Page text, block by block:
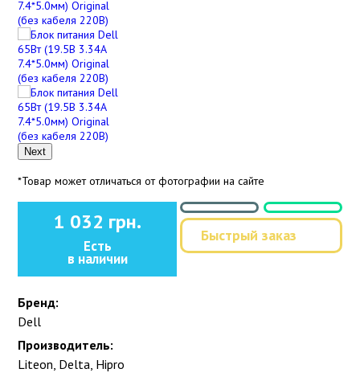
Next
*Товар может отличаться от фотографии на сайте
1 032 грн.
Есть
в наличии
Быстрый заказ
Бренд:
Dell
Производитель:
Liteon, Delta, Hipro